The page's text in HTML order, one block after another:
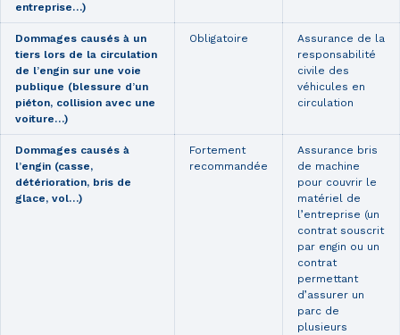
entreprise…)
Dommages causés à un
tiers lors de la circulation
de l’engin sur une voie
publique (blessure d’un
piéton, collision avec une
voiture…)
Obligatoire
Assurance de la
responsabilité
civile des
véhicules en
circulation
Dommages causés à
l’engin (casse,
détérioration, bris de
glace, vol…)
Fortement
recommandée
Assurance bris
de machine
pour couvrir le
matériel de
l’entreprise (un
contrat souscrit
par engin ou un
contrat
permettant
d’assurer un
parc de
plusieurs